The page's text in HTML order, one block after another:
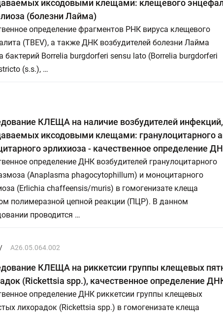
иксодовыми клещами: клещевого
(болезни Лайма)
определение фрагментов РНК вируса клещевого
(TBEV), а также ДНК возбудителей болезни Лайма
бактерий Borrelia burgdorferi sensu lato (Borrelia burgdorferi
(s.s.), …
КЛЕЩА на наличие возбудителей инфекций,
иксодовыми клещами: гранулоцитарного
эрлихиоза - качественное определение
определение ДНК возбудителей гранулоцитарного
(Anaplasma phagocytophillum) и моноцитарного
(Erlichia chaffeensis/muris) в гомогенизате клеща
полимеразной цепной реакции (ПЦР). В данном
проводится …
/ A26.05.064.002
КЛЕЩА на риккетсии группы клещевых
(Rickettsiа spp.), качественное определение
определение ДНК риккетсии группы клещевых
лихорадок (Rickettsiа spp.) в гомогенизате клеща